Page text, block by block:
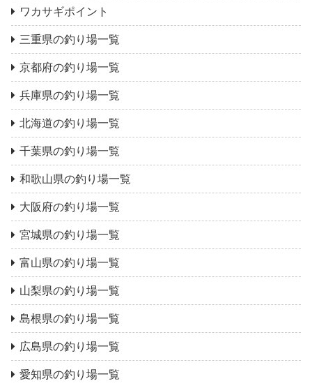
ワカサギポイント
三重県の釣り場一覧
京都府の釣り場一覧
兵庫県の釣り場一覧
北海道の釣り場一覧
千葉県の釣り場一覧
和歌山県の釣り場一覧
大阪府の釣り場一覧
宮城県の釣り場一覧
富山県の釣り場一覧
山梨県の釣り場一覧
島根県の釣り場一覧
広島県の釣り場一覧
愛知県の釣り場一覧